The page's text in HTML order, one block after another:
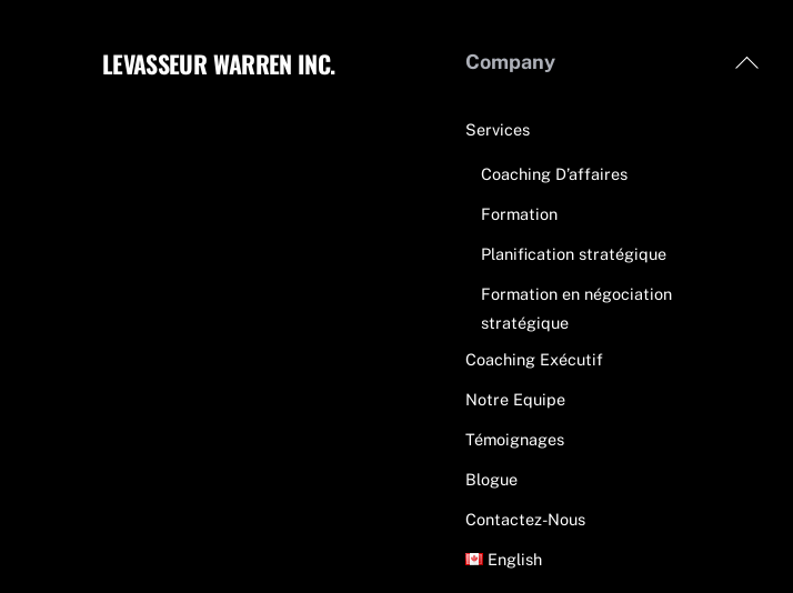
Back
LEVASSEUR WARREN INC. Company
Services
Coaching D’affaires
Formation
Planification stratégique
Formation en négociation
stratégique
Coaching Exécutif
Notre Equipe
Témoignages
Blogue
Contactez-Nous
English